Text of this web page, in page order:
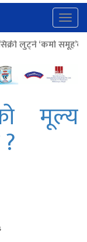
नाइकेसहित पाँच
मूल्य